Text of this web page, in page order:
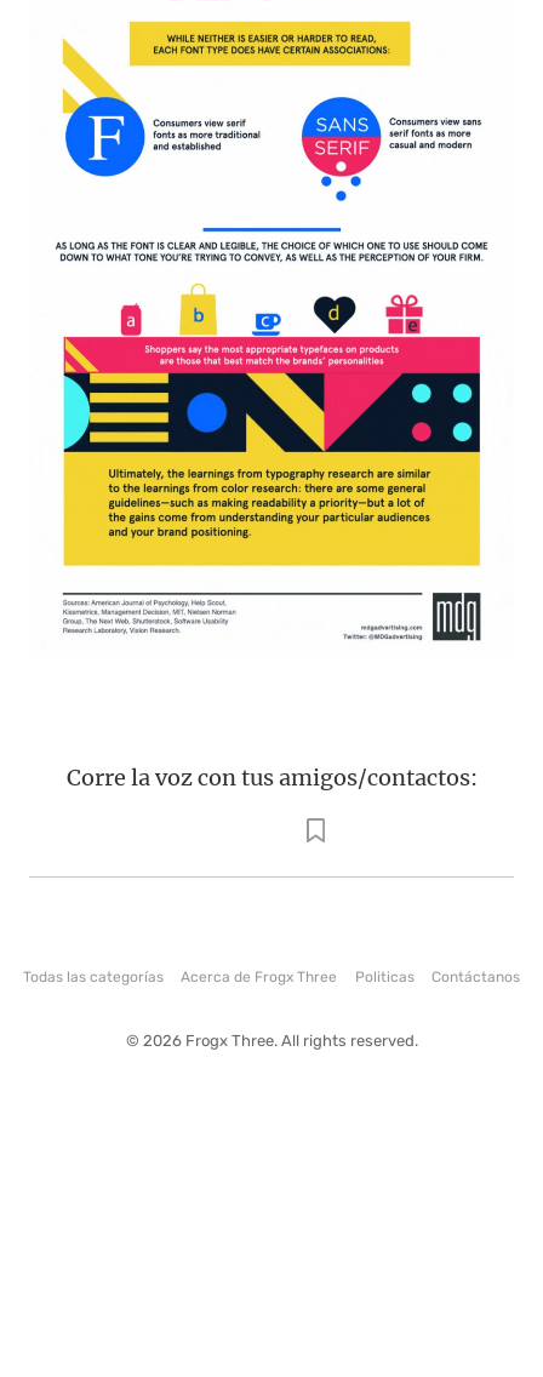
Corre la voz con tus amigos/contactos:
Todas las categorías Acerca de Frogx Three Politicas Contáctanos
© 2026 Frogx Three. All rights reserved.